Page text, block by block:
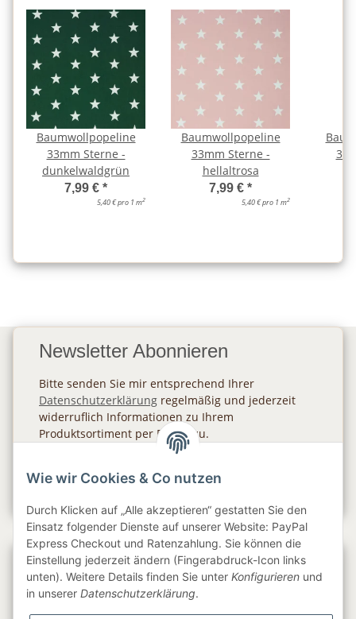
Baumwollpopeline
33mm Sterne -
dunkelwaldgrün
7,99 € *
5,40 € pro 1 m2
Baumwollpopeline
33mm Sterne -
hellaltrosa
7,99 € *
5,40 € pro 1 m2
Newsletter Abonnieren
Bitte senden Sie mir entsprechend Ihrer
Datenschutzerklärung regelmäßig und jederzeit
widerruflich Informationen zu Ihrem
Produktsortiment per E-Mail zu.
Gesetzliche Informationen
Wie wir Cookies & Co nutzen
Durch Klicken auf „Alle akzeptieren“ gestatten Sie den
Einsatz folgender Dienste auf unserer Website: PayPal
Express Checkout und Ratenzahlung. Sie können die
Einstellung jederzeit ändern (Fingerabdruck-Icon links
unten). Weitere Details finden Sie unter Konfigurieren und
in unserer Datenschutzerklärung.